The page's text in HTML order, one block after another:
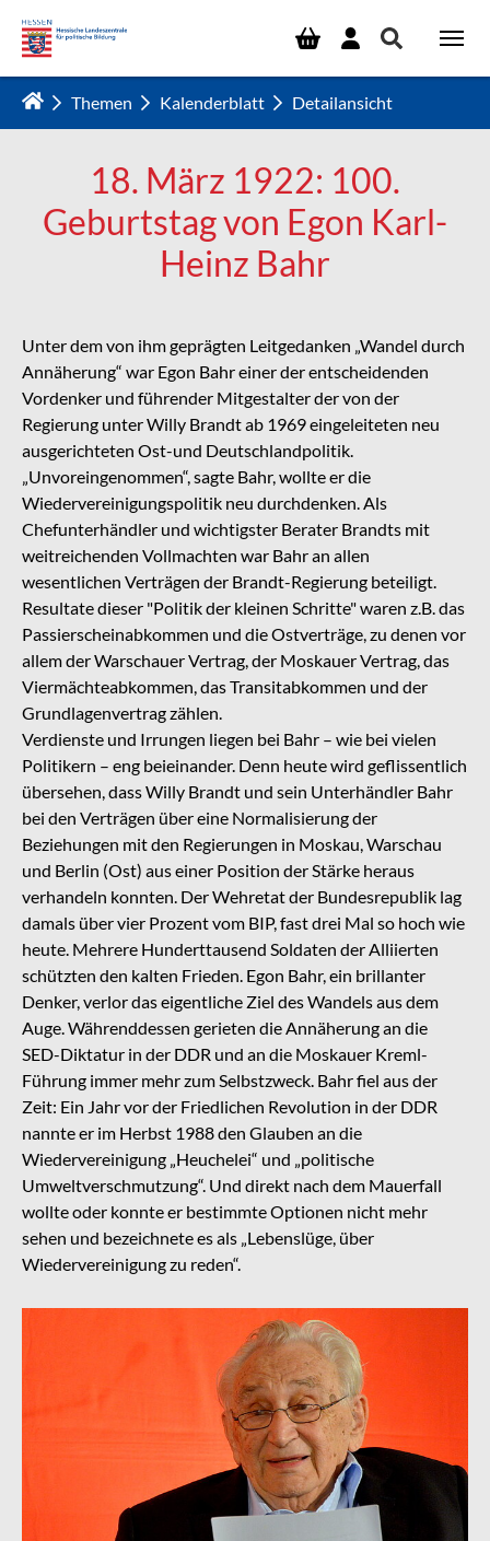
Zum Hauptinhalt springen
Themen Kalenderblatt Detailansicht
18. März 1922: 100.
Geburtstag von Egon Karl-
Heinz Bahr
Unter dem von ihm geprägten Leitgedanken „Wandel durch
Annäherung“ war Egon Bahr einer der entscheidenden
Vordenker und führender Mitgestalter der von der
Regierung unter Willy Brandt ab 1969 eingeleiteten neu
ausgerichteten Ost-und Deutschlandpolitik.
„Unvoreingenommen“, sagte Bahr, wollte er die
Wiedervereinigungspolitik neu durchdenken. Als
Chefunterhändler und wichtigster Berater Brandts mit
weitreichenden Vollmachten war Bahr an allen
wesentlichen Verträgen der Brandt-Regierung beteiligt.
Resultate dieser "Politik der kleinen Schritte" waren z.B. das
Passierscheinabkommen und die Ostverträge, zu denen vor
allem der Warschauer Vertrag, der Moskauer Vertrag, das
Viermächteabkommen, das Transitabkommen und der
Grundlagenvertrag zählen.
Verdienste und Irrungen liegen bei Bahr – wie bei vielen
Politikern – eng beieinander. Denn heute wird geflissentlich
übersehen, dass Willy Brandt und sein Unterhändler Bahr
bei den Verträgen über eine Normalisierung der
Beziehungen mit den Regierungen in Moskau, Warschau
und Berlin (Ost) aus einer Position der Stärke heraus
verhandeln konnten. Der Wehretat der Bundesrepublik lag
damals über vier Prozent vom BIP, fast drei Mal so hoch wie
heute. Mehrere Hunderttausend Soldaten der Alliierten
schützten den kalten Frieden. Egon Bahr, ein brillanter
Denker, verlor das eigentliche Ziel des Wandels aus dem
Auge. Währenddessen gerieten die Annäherung an die
SED-Diktatur in der DDR und an die Moskauer Kreml-
Führung immer mehr zum Selbstzweck. Bahr fiel aus der
Zeit: Ein Jahr vor der Friedlichen Revolution in der DDR
nannte er im Herbst 1988 den Glauben an die
Wiedervereinigung „Heuchelei“ und „politische
Umweltverschmutzung“. Und direkt nach dem Mauerfall
wollte oder konnte er bestimmte Optionen nicht mehr
sehen und bezeichnete es als „Lebenslüge, über
Wiedervereinigung zu reden“.